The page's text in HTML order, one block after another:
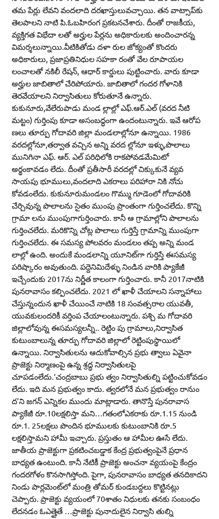
తమ పేర్లు లేవని వందలాది దరఖాస్తులువచ్చాయి. తన వాట్సాప్‌కు
తెలపాలని నాటి పి.ఓబహిరంగ ప్రకటనచేశారు. దీంతో రాజకీయ,
వ్యక్తిగత విభేదా లతో అర్హుల పేర్లను అధికారులకు అందించారన్న
విమర్శలున్నాయి.వీటికితోడు దళా రుల జోక్యంతో కొందరు
అధికారులు, ప్రజాప్రతినిధుల సహకా రంతో వేల రూపాయల
లంచాలతో నకిలీ రేషన్‌, ఆధార్‌ కార్డులు పుట్టించారు. వారు కూడా
అర్హుల జాబితాలో చేరిపోయారు. జాబితాలో గందర గోళానికి
తెరవేయాలని నిర్వాసితులు కోరుతూనే ఉన్నారు.
కుకునూరు,వేలేరుపాడు మండ ల్లాల్లో ఎఫ్‌.ఆర్‌.ఎల్‌ (వరద నీటి
మట్టం) గుర్తింపు కూడా అసంబద్ధంగా ఉందంటున్నారు. ఇవే ఆరోప
ణలు తూర్పు గోదావరి జిల్లా మండలాల్లోనూ ఉన్నాయి. 1986
వరదల్లోనూ,తర్వాత వచ్చిన అన్ని వరద ల్లోనూ ఇళ్ళు,పొలాలు
మునిగినా ఎఫ్‌. ఆర్‌. ఎల్‌ పరిధిలోకి రాకపోవడమేమిటో
అర్థంకావడం లేదు. దీంతో ప్రతీసారీ వరదల్లో చిక్కుకునే వ్యవ
సాయపు భూములు,వందలాది ఎకరాలు పరిహారా నికి నోచు
కోవడంలేదు. కుకునూరుమండలం గొమ్ము గూడెంలో గోదావరికి
చేర్చివున్న పొలాలను సైతం ముంపు ప్రాంతంగా గుర్తించలేదు. కొన్ని
గ్రామా లను ముంపుగాగుర్తించారు. కానీ ఆ గ్రామాల్లోని పొలాలను
గుర్తించలేదు. మరికొన్ని చోట్ల పొలాలు గుర్తిస్తే గ్రామాన్ని ముంపుగా
గుర్తించలేదు. ఈ సమస్య పోలవరం మండలం తప్ప అన్ని మండ
లాల్లో ఉంది. అందుకే మండలాన్ని యూనిట్‌గా గుర్తిస్తే ఈసమస్య
పరిష్కారం అవుతుంది. పద్దెనిమిదేళ్ళు నిండిన వారికి ప్యాకేజీ
ఇచ్చేందుకు 2017ను నిర్ణీత కాలంగా గుర్తించారు. కానీ 2017నాటికి
పునరావాసం కల్పించలేదు. 2021 లో ఖాళీ చేయాలని సన్నాహాలు
చేస్తున్నందున ఖాళీ చేయించే నాటికి 18 సంవత్సరాల యువతీ,
యువకులందరికీ వర్తింప చేయాలంటున్నారు. పశ్చి మ గోదావరి
జిల్లాలోవున్న ఈసమస్యలన్నీ.. రెట్టిం పు గ్రామాలు,నిర్వాసిత
కుటుంబాలున్న తూర్పు గోదావరి జిల్లాలో రెట్టింపుస్థాయిలో
ఉన్నాయి. నిర్వాసితులను ఆదుకోవాల్సిన ప్రభు త్వాలు ఏవైనా
ప్రాజెక్టు నిర్మాణంపై ఉన్న శ్రద్ధ నిర్వాసితులపై
చూపడంలేదు.‘చంద్రబాబు ప్రభు త్వం నిర్వాసితుల్ని పట్టించుకోవడం
లేదు. ఇది మన ప్రభుత్వం కాదు. త్వరలోనే మన ప్రభుత్వం రానుం
ద’ని జగన్‌ ఎన్నికల ముందు మాట్లాడారు. తానొస్తే పునరావాస
ప్యాకేజీ రూ.10లక్షలిస్తా మని…గతంలోఎకరాకు రూ.1.15 నుండి
రూ.1. 25లక్షలు పొందిన భూములకు కుటుంబానికి రూ.5
లక్షలిస్తామని హామీ ఇచ్చారు. ప్రస్తుతం ఆ హామీల ఊసే లేదు.
జాతీయ ప్రాజెక్టుగా ప్రకటించబడ్డాక కేంద్ర ప్రభుత్వంపైనే ప్రధాన
బాధ్యత ఉంటుంది. కానీ నేటికీ ప్రాజెక్టు అంచనా వ్యయంపై కేంద్రం
గందరగోళం కొనసాగిస్తోంది. పైగా, పునరావాసం బాధ్యత తనదికాదని
నిండు పార్లమెంట్‌లో మంత్రి తోమర్‌ కుండబద్దలు కొట్టినట్లు
చెప్పారు. ప్రాజెక్టు వ్యయంలో 70శాతం నిధులకు తనకు సంబంధం
లేదనడం ఓఎత్తైతే …ప్రాజెక్టు పునాదులైన నిర్వాసి తుల్ని